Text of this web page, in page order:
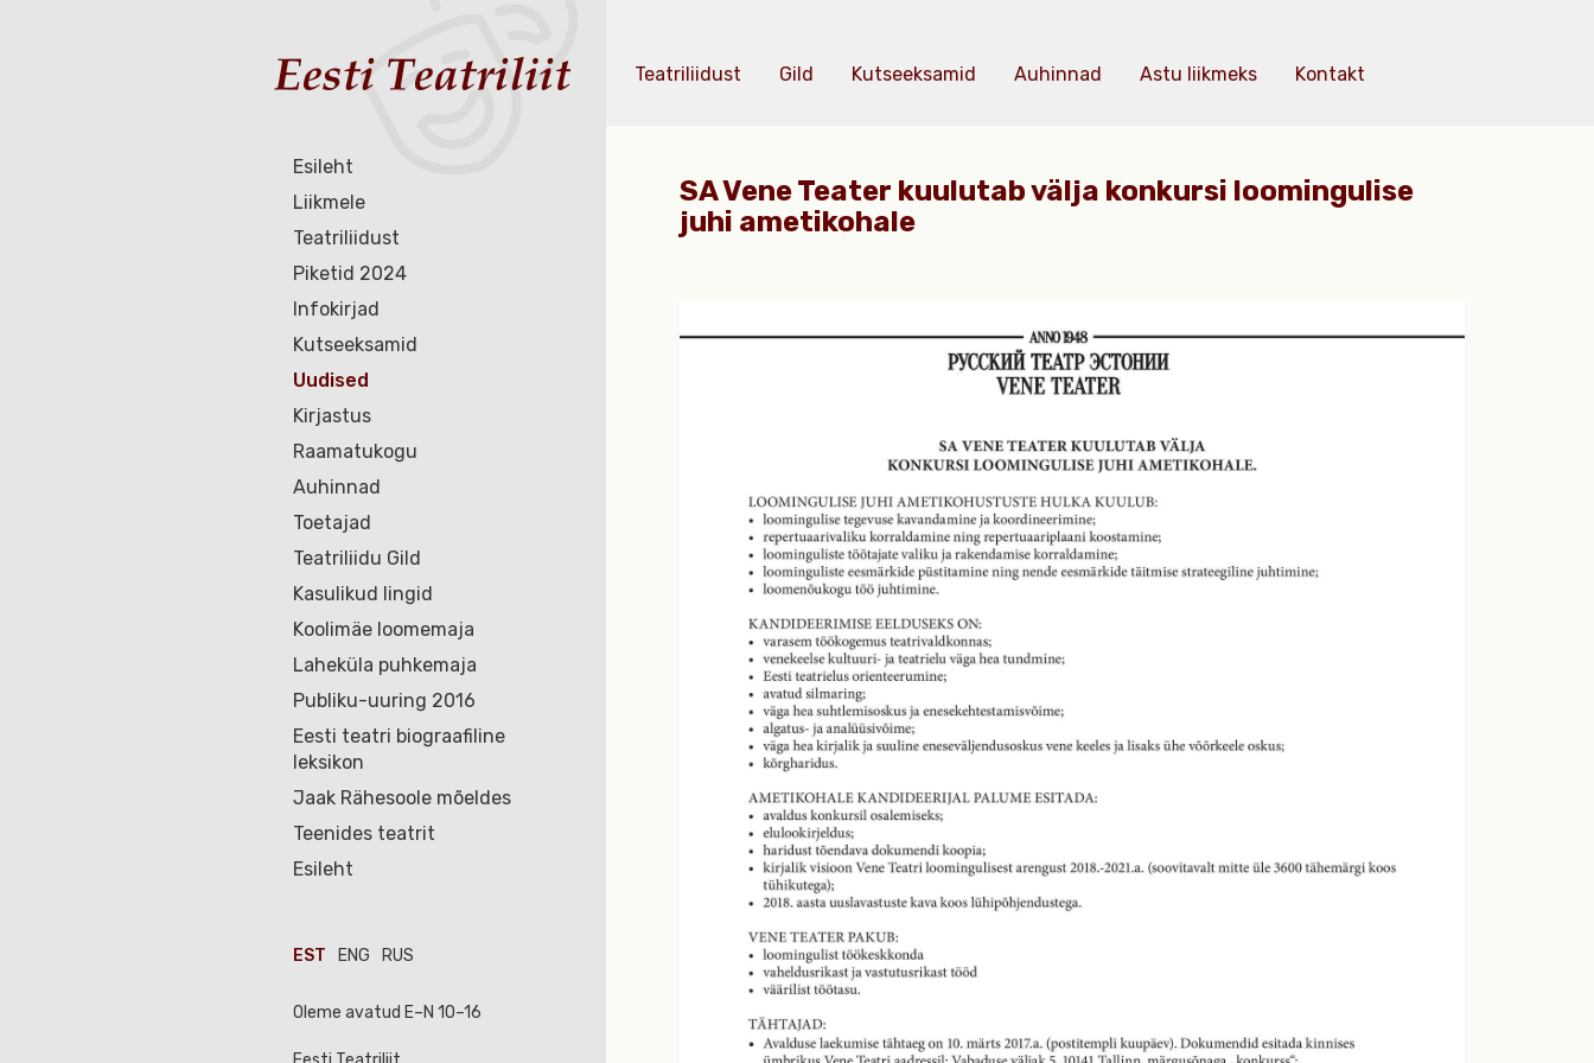
Esileht
Liikmele
Teatriliidust
Piketid 2024
Infokirjad
Kutseeksamid
Uudised
Kirjastus
Raamatukogu
Auhinnad
Toetajad
Teatriliidu Gild
Kasulikud lingid
Koolimäe loomemaja
Laheküla puhkemaja
Publiku-uuring 2016
Eesti teatri biograafiline
leksikon
Jaak Rähesoole mõeldes
Teenides teatrit
Esileht
EST ENG RUS
Oleme avatud E–N 10–16
Teatriliidust Gild Kutseeksamid Auhinnad Astu liikmeks Kontakt
SA Vene Teater kuulutab välja konkursi loomingulise
juhi ametikohale